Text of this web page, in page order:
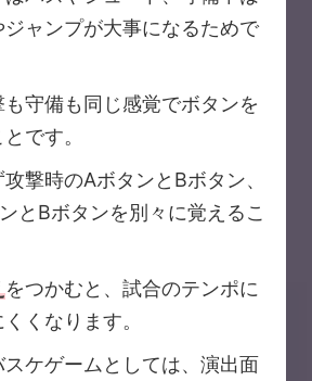
ャンプが大事になるためで
守備も同じ感覚でボタンを
です。
撃時のAボタンとBボタン、
とBボタンを別々に覚えるこ
をつかむと、試合のテンポに
くなります。
ケゲームとしては、演出面